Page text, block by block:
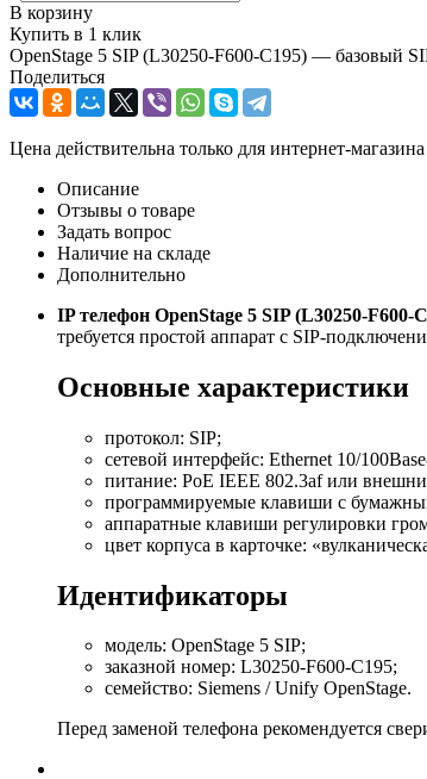
В корзину
Купить в 1 клик
OpenStage 5 SIP (L30250-F600-C195) — базовый
Поделиться
Цена действительна только для интернет-
Описание
Отзывы о товаре
Задать вопрос
Наличие на складе
Дополнительно
IP телефон OpenStage 5 SIP (L30250-F600-
требуется простой аппарат с SIP-
Основные характеристики
протокол: SIP;
сетевой интерфейс: Ethernet 10/
питание: PoE IEEE 802.3af или
программируемые клавиши с
аппаратные клавиши регулировки
цвет корпуса в карточке:
Идентификаторы
модель: OpenStage 5 SIP;
заказной номер: L30250-F600-C195;
семейство: Siemens / Unify OpenStage.
Перед заменой телефона рекомендуется